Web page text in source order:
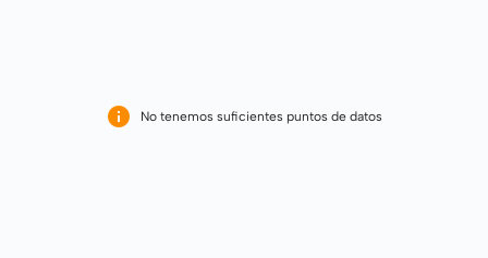
No tenemos suficientes puntos de datos